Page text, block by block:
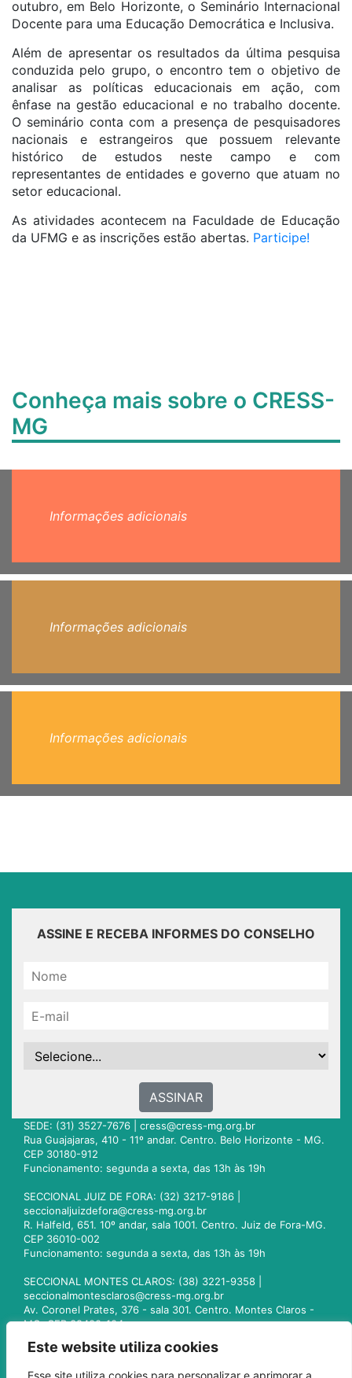
Este website utiliza cookies
Esse site utiliza cookies para personalizar e aprimorar a
outubro, em Belo Horizonte, o Seminário Internacional
Docente para uma Educação Democrática e Inclusiva.
Além de apresentar os resultados da última pesquisa
conduzida pelo grupo, o encontro tem o objetivo de
analisar as políticas educacionais em ação, com
ênfase na gestão educacional e no trabalho docente.
O seminário conta com a presença de pesquisadores
nacionais e estrangeiros que possuem relevante
histórico de estudos neste campo e com
representantes de entidades e governo que atuam no
setor educacional.
As atividades acontecem na Faculdade de Educação
da UFMG e as inscrições estão abertas. Participe!
Conheça mais sobre o CRESS-
MG
Informações adicionais
Informações adicionais
Informações adicionais
ASSINE E RECEBA INFORMES DO CONSELHO
ASSINAR
SEDE: (31) 3527-7676 | cress@cress-mg.org.br
Rua Guajajaras, 410 - 11º andar. Centro. Belo Horizonte - MG.
CEP 30180-912
Funcionamento: segunda a sexta, das 13h às 19h
SECCIONAL JUIZ DE FORA: (32) 3217-9186 |
seccionaljuizdefora@cress-mg.org.br
R. Halfeld, 651. 10º andar, sala 1001. Centro. Juiz de Fora-MG.
CEP 36010-002
Funcionamento: segunda a sexta, das 13h às 19h
SECCIONAL MONTES CLAROS: (38) 3221-9358 |
seccionalmontesclaros@cress-mg.org.br
Av. Coronel Prates, 376 - sala 301. Centro. Montes Claros -
MG. CEP 39400-104